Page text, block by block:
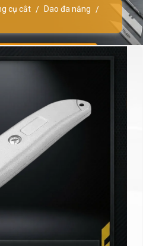
cụ cắt / Dao đa năng /